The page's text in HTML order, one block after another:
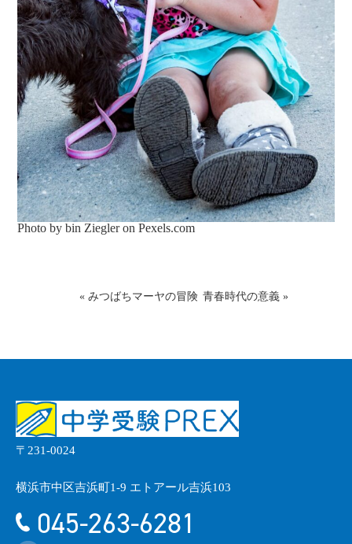
Photo by bin Ziegler onPexels.com
« みつばちマーヤの冒険 青春時代の意義 »
〒231-0024
横浜市中区吉浜町1-9 エトアール吉浜103
045-263-6281